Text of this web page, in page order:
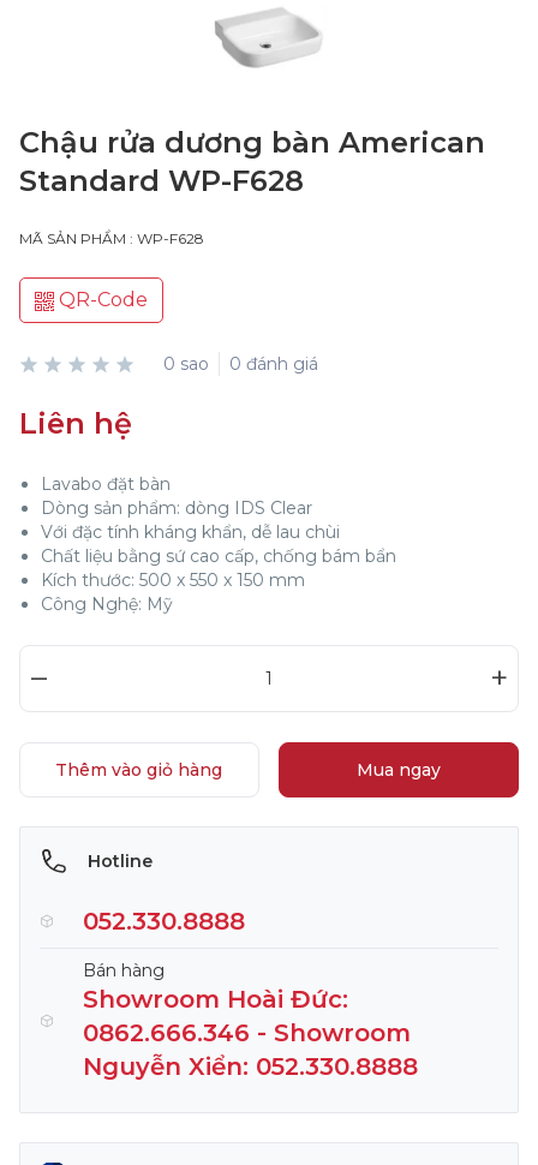
Chậu rửa dương bàn American
Standard WP-F628
MÃ SẢN PHẨM : WP-F628
QR-Code
0 sao 0 đánh giá
Liên hệ
Lavabo đặt bàn
Dòng sản phẩm: dòng IDS Clear
Với đặc tính kháng khẩn, dễ lau chùi
Chất liệu bằng sứ cao cấp, chống bám bẩn
Kích thước: 500 x 550 x 150 mm
Công Nghệ: Mỹ
– +
Thêm vào giỏ hàng Mua ngay
Hotline
052.330.8888
Bán hàng
Showroom Hoài Đức:
0862.666.346 - Showroom
Nguyễn Xiển: 052.330.8888